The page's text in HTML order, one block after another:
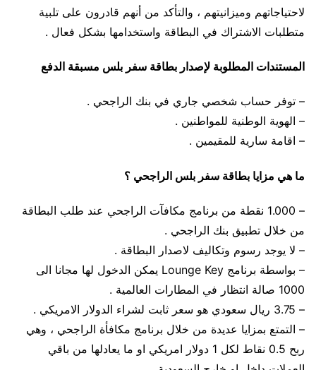
لاحتياجاتهم وميزانيتهم ، والتأكد من أنهم قادرون على تلبية
متطلبات الاشتراك في البطاقة واستخدامها بشكل فعال .
المستندات المطلوبة لإصدار بطاقة سفر بلس مسبقة الدفع
– توفر حساب شخصي جاري في بنك الراجحي .
– الهوية الوطنية للمواطنين .
– اقامة سارية للمقيمين .
ما هي مزايا بطاقة سفر بلس الراجحي ؟
– 1.000 نقطة من برنامج مكافآت الراجحي عند طلب البطاقة
من خلال تطبيق بنك الراجحي .
– لا يوجد رسوم وتكاليف لاصدار البطاقة .
– بواسطة برنامج Lounge Key يمكن الدخول لها مجانا الى
1000 صالة انتظار في المطارات العالمية .
– 3.75 ريال سعودي هو سعر ثابت لشراء الدولار الامريكي .
– التمتع بمزايا عديدة من خلال برنامج مكافأة الراجحي ، وهي
ربح 0.5 نقاط لكل 1 دولار امريكي او ما يعادلها من باقي